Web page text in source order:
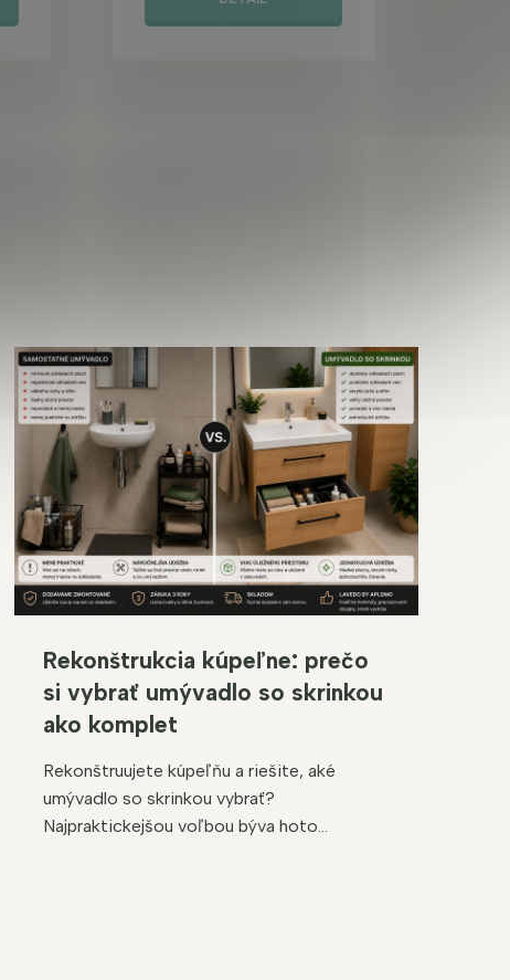
Rekonštrukcia kúpeľne: prečo
si vybrať umývadlo so skrinkou
ako komplet
Rekonštruujete kúpeľňu a riešite, aké
umývadlo so skrinkou vybrať?
Najpraktickejšou voľbou býva hoto...